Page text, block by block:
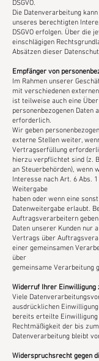
DSGVO.
Die Datenverarbeitung
unseres berechtigten
DSGVO erfolgen. Über die
einschlägigen
Absätzen dieser
Empfänger von
Im Rahmen unserer
mit verschiedenen
ist teilweise auch eine
personenbezogenen Daten
erforderlich.
Wir geben
externe Stellen weiter,
Vertragserfüllung
hierzu verpflichtet sind (z.
an Steuerbehörden), wenn
Interesse nach Art. 6 Abs.
Weitergabe
haben oder wenn eine
Datenweitergabe erlaubt.
Auftragsverarbeitern
Daten unserer Kunden nur
Vertrags über
einer gemeinsamen
über
gemeinsame Verarbeitung
Widerruf Ihrer Einwilligung
Viele
ausdrücklichen
bereits erteilte
Rechtmäßigkeit der bis
Datenverarbeitung bleibt
Widerspruchsrecht gegen